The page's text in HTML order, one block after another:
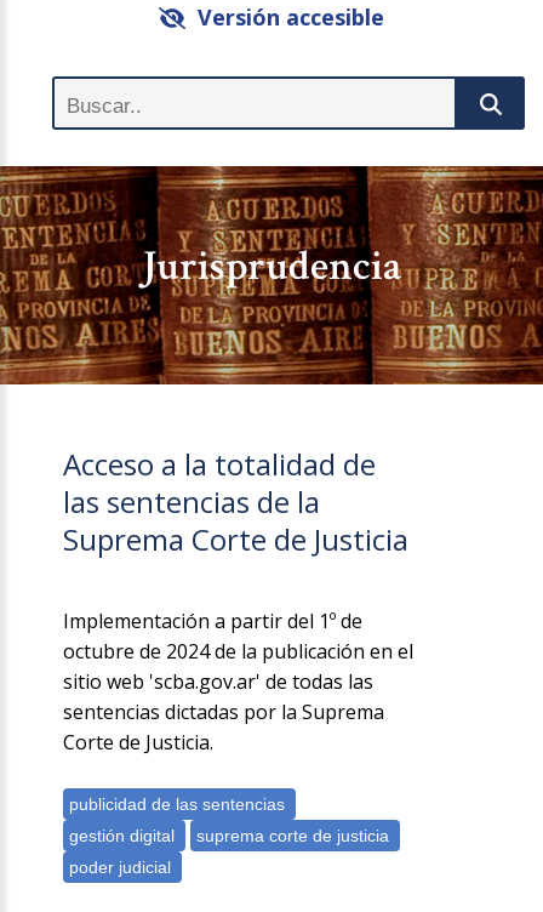
Versión accesible
Jurisprudencia
Acceso a la totalidad de
las sentencias de la
Suprema Corte de Justicia
Implementación a partir del 1º de
octubre de 2024 de la publicación en el
sitio web 'scba.gov.ar' de todas las
sentencias dictadas por la Suprema
Corte de Justicia.